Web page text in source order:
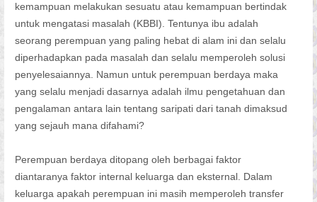
kemampuan melakukan sesuatu atau kemampuan bertindak
untuk mengatasi masalah (KBBI). Tentunya ibu adalah
seorang perempuan yang paling hebat di alam ini dan selalu
diperhadapkan pada masalah dan selalu memperoleh solusi
penyelesaiannya. Namun untuk perempuan berdaya maka
yang selalu menjadi dasarnya adalah ilmu pengetahuan dan
pengalaman antara lain tentang saripati dari tanah dimaksud
yang sejauh mana difahami?
Perempuan berdaya ditopang oleh berbagai faktor
diantaranya faktor internal keluarga dan eksternal. Dalam
keluarga apakah perempuan ini masih memperoleh transfer